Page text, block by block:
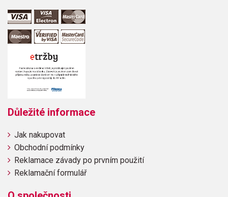
Důležité informace
Jak nakupovat
Obchodní podmínky
Reklamace závady po prvním použití
Reklamační formulář